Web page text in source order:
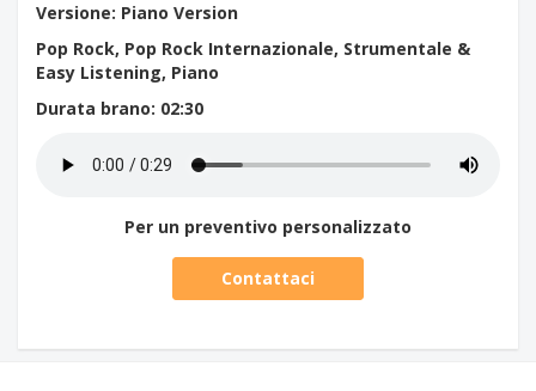
Versione: Piano Version
Pop Rock, Pop Rock Internazionale, Strumentale &
Easy Listening, Piano
Durata brano: 02:30
Per un preventivo personalizzato
Contattaci